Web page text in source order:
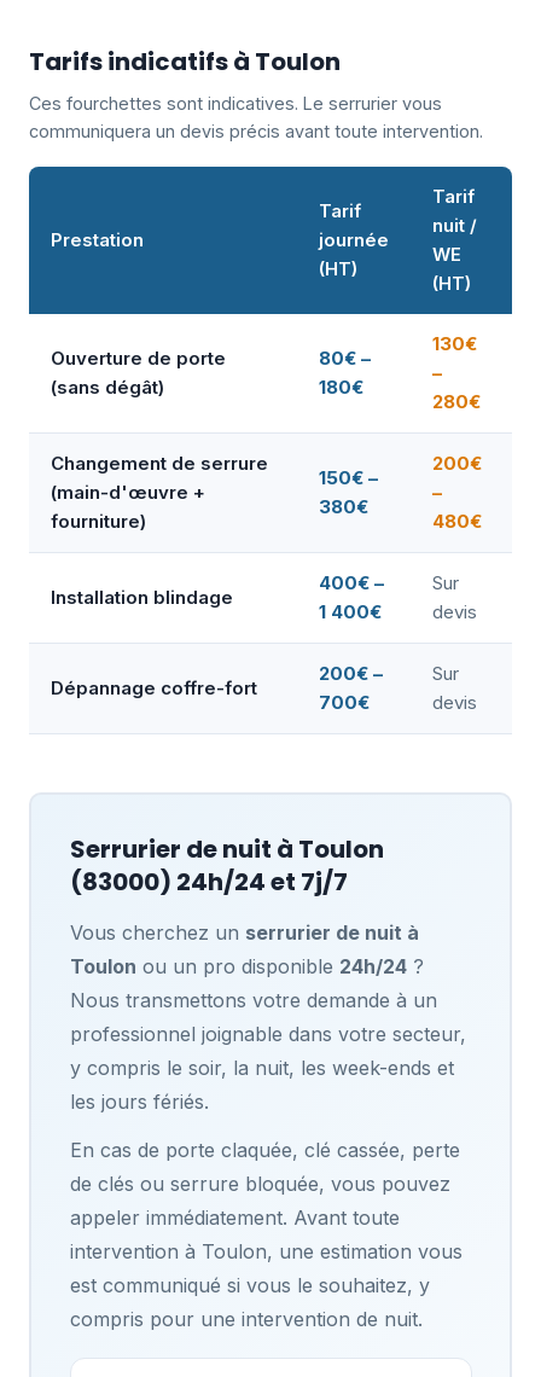
Tarifs indicatifs à Toulon
Ces fourchettes sont indicatives. Le serrurier vous
communiquera un devis précis avant toute intervention.
Prestation
Tarif
journée
(HT)
Tarif
nuit /
WE
(HT)
Ouverture de porte
(sans dégât)
80€ –
180€
130€
–
280€
Changement de serrure
(main-d'œuvre +
fourniture)
150€ –
380€
200€
–
480€
Installation blindage
400€ –
1 400€
Sur
devis
Dépannage coffre-fort
200€ –
700€
Sur
devis
Serrurier de nuit à Toulon
(83000) 24h/24 et 7j/7
Vous cherchez un serrurier de nuit à
Toulon ou un pro disponible 24h/24?
Nous transmettons votre demande à un
professionnel joignable dans votre secteur,
y compris le soir, la nuit, les week-ends et
les jours fériés.
En cas de porte claquée, clé cassée, perte
de clés ou serrure bloquée, vous pouvez
appeler immédiatement. Avant toute
intervention à Toulon, une estimation vous
est communiqué si vous le souhaitez, y
compris pour une intervention de nuit.